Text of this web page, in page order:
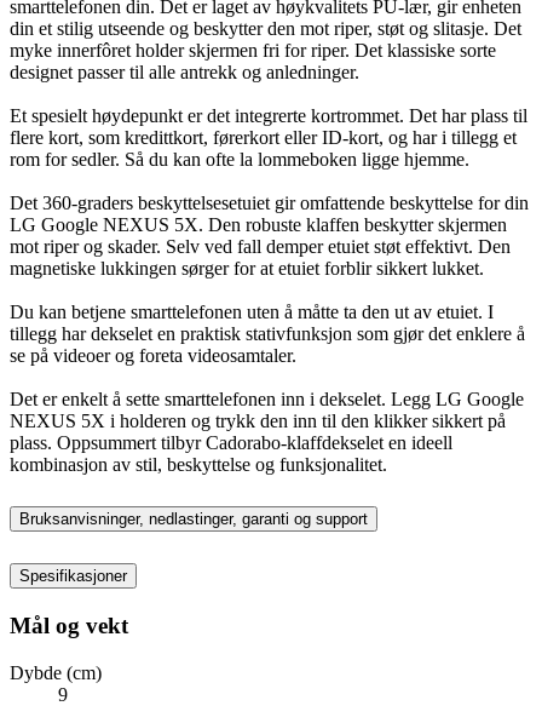
smarttelefonen din. Det er laget av høykvalitets PU-lær, gir enheten
din et stilig utseende og beskytter den mot riper, støt og slitasje. Det
myke innerfôret holder skjermen fri for riper. Det klassiske sorte
designet passer til alle antrekk og anledninger.
Et spesielt høydepunkt er det integrerte kortrommet. Det har plass til
flere kort, som kredittkort, førerkort eller ID-kort, og har i tillegg et
rom for sedler. Så du kan ofte la lommeboken ligge hjemme.
Det 360-graders beskyttelsesetuiet gir omfattende beskyttelse for din
LG Google NEXUS 5X. Den robuste klaffen beskytter skjermen
mot riper og skader. Selv ved fall demper etuiet støt effektivt. Den
magnetiske lukkingen sørger for at etuiet forblir sikkert lukket.
Du kan betjene smarttelefonen uten å måtte ta den ut av etuiet. I
tillegg har dekselet en praktisk stativfunksjon som gjør det enklere å
se på videoer og foreta videosamtaler.
Det er enkelt å sette smarttelefonen inn i dekselet. Legg LG Google
NEXUS 5X i holderen og trykk den inn til den klikker sikkert på
plass. Oppsummert tilbyr Cadorabo-klaffdekselet en ideell
kombinasjon av stil, beskyttelse og funksjonalitet.
Bruksanvisninger, nedlastinger, garanti og support
Spesifikasjoner
Mål og vekt
Dybde (cm)
9